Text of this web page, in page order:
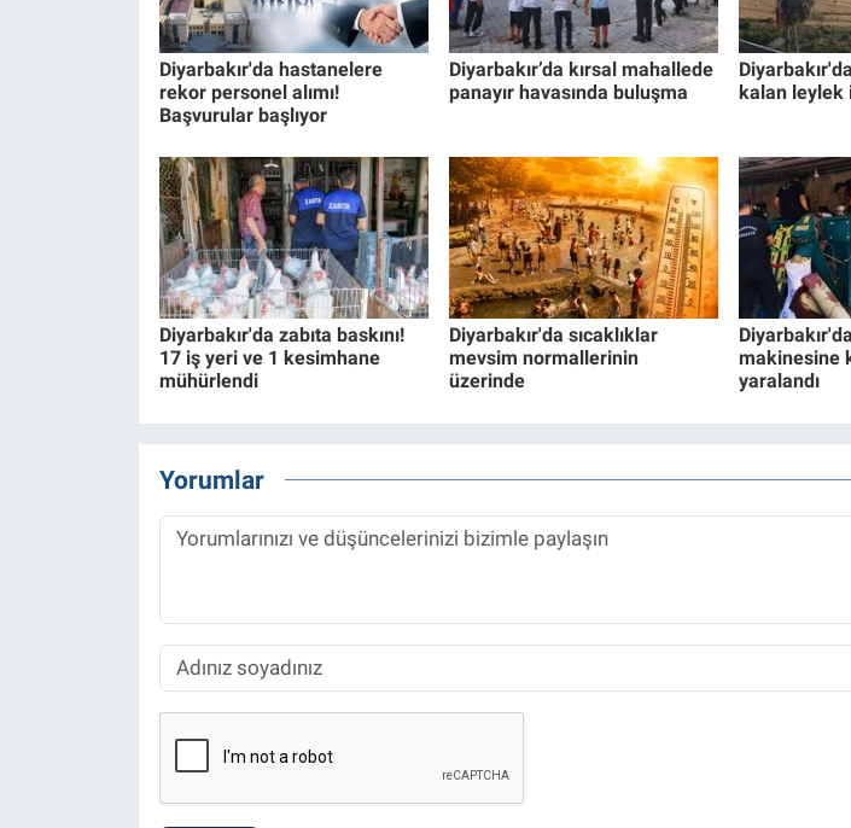
Diyarbakır'da hastanelere
rekor personel alımı!
Başvurular başlıyor
Diyarbakır’da kırsal mahallede
panayır havasında buluşma
kalan leylek
Diyarbakır'da zabıta baskını!
17 iş yeri ve 1 kesimhane
mühürlendi
Diyarbakır'da sıcaklıklar
mevsim normallerinin
üzerinde
makinesine
yaralandı
Yorumlar